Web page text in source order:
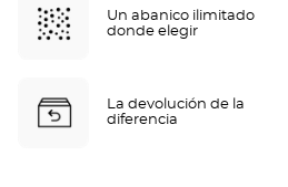
Un abanico ilimitado
donde elegir
La devolución de la
diferencia